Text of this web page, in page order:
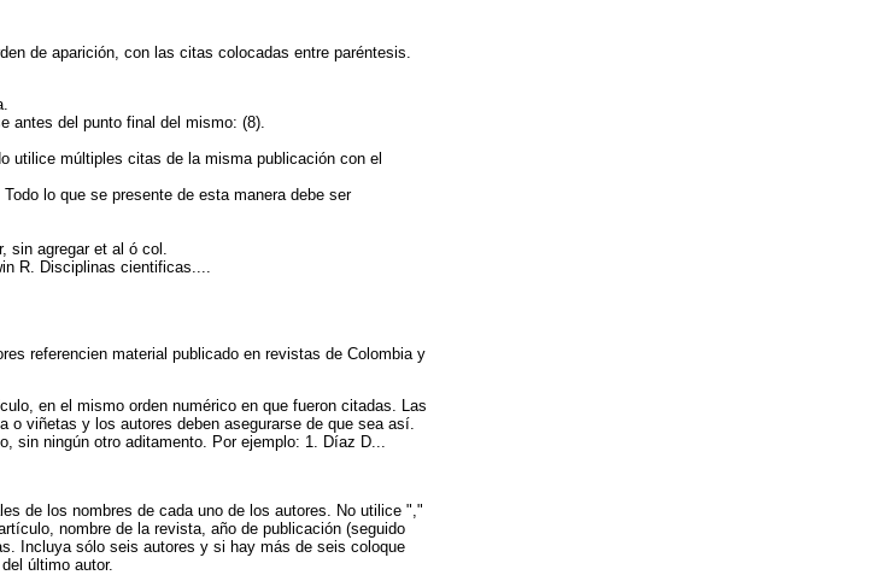
de aparición, con las citas colocadas entre paréntesis.
antes del punto final del mismo: (8).
utilice múltiples citas de la misma publicación con el
lo que se presente de esta manera debe ser
sin agregar et al ó col.
R. Disciplinas cientificas....
referencien material publicado en revistas de Colombia y
en el mismo orden numérico en que fueron citadas. Las
o viñetas y los autores deben asegurarse de que sea así.
sin ningún otro aditamento. Por ejemplo: 1. Díaz D...
de los nombres de cada uno de los autores. No utilice ","
nombre de la revista, año de publicación (seguido
Incluya sólo seis autores y si hay más de seis coloque
último autor.